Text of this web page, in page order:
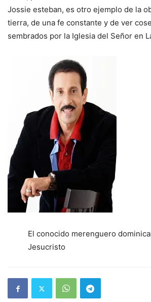
Jossie esteban, es otro ejemplo de la
tierra, de una fe constante y de ver
sembrados por la Iglesia del Señor en
El conocido merenguero
Jesucristo